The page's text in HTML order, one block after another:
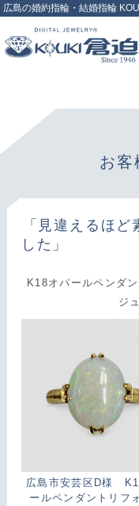
広島の婚約指輪・結婚指輪
お客
「見違えるほ
した」
K18オパールペンダ
ジ
広島市安芸区D様
ールペンダントリフ